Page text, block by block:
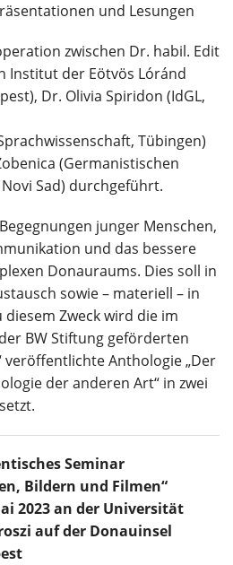
und Lesungen
zwischen Dr. habil. Edit
Institut der Eötvös Lóránd
Dr. Olivia Spiridon (IdGL,
Tübingen)
(Germanistischen
Sad) durchgeführt.
junger Menschen,
und das bessere
Donauraums. Dies soll in
sowie – materiell – in
Zweck wird die im
BW Stiftung geförderten
veröffentlichte Anthologie „Der
der anderen Art“ in zwei
Seminar
Bildern und Filmen“
2023 an der Universität
auf der Donauinsel